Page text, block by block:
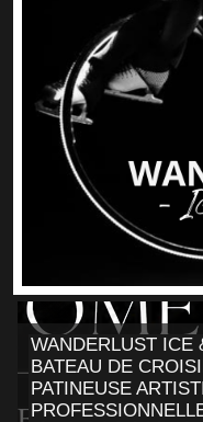
WANDERLUST
BATEAU DE
PATINEUSE